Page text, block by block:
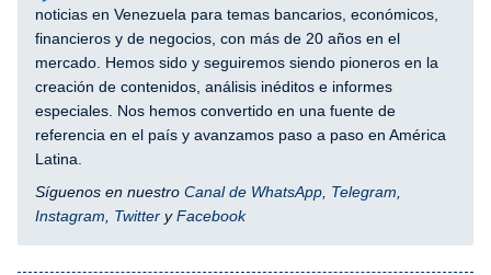
noticias en Venezuela para temas bancarios, económicos,
financieros y de negocios, con más de 20 años en el
mercado. Hemos sido y seguiremos siendo pioneros en la
creación de contenidos, análisis inéditos e informes
especiales. Nos hemos convertido en una fuente de
referencia en el país y avanzamos paso a paso en América
Latina.
Síguenos en nuestro Canal de WhatsApp Telegram
Instagram
Twitter yFacebook